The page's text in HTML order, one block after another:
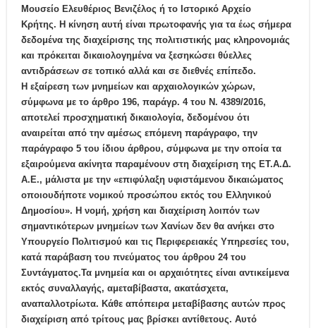
Μουσείο Ελευθέριος Βενιζέλος ή το Ιστορικό Αρχείο
Κρήτης. Η κίνηση αυτή είναι πρωτοφανής για τα έως σήμερα
δεδομένα της διαχείρισης της πολιτιστικής μας κληρονομιάς
και πρόκειται δικαιολογημένα να ξεσηκώσει θύελλες
αντιδράσεων σε τοπικό αλλά και σε διεθνές επίπεδο.
Η εξαίρεση των μνημείων και αρχαιολογικών χώρων,
σύμφωνα με το άρθρο 196, παράγρ. 4 του Ν. 4389/2016,
αποτελεί προσχηματική δικαιολογία, δεδομένου ότι
αναιρείται από την αμέσως επόμενη παράγραφο, την
παράγραφο 5 του ίδιου άρθρου, σύμφωνα με την οποία τα
εξαιρούμενα ακίνητα παραμένουν στη διαχείριση της ΕΤ.Α.Δ.
Α.Ε., μάλιστα με την «επιφύλαξη υφιστάμενου δικαιώματος
οποιουδήποτε νομικού προσώπου εκτός του Ελληνικού
Δημοσίου». Η νομή, χρήση και διαχείριση λοιπόν των
σημαντικότερων μνημείων των Χανίων δεν θα ανήκει στο
Υπουργείο Πολιτισμού και τις Περιφερειακές Υπηρεσίες του,
κατά παράβαση του πνεύματος του άρθρου 24 του
Συντάγματος.Τα μνημεία και οι αρχαιότητες είναι αντικείμενα
εκτός συναλλαγής, αμεταβίβαστα, ακατάσχετα,
αναπαλλοτρίωτα. Κάθε απόπειρα μεταβίβασης αυτών προς
διαχείριση από τρίτους μας βρίσκει αντίθετους. Αυτό